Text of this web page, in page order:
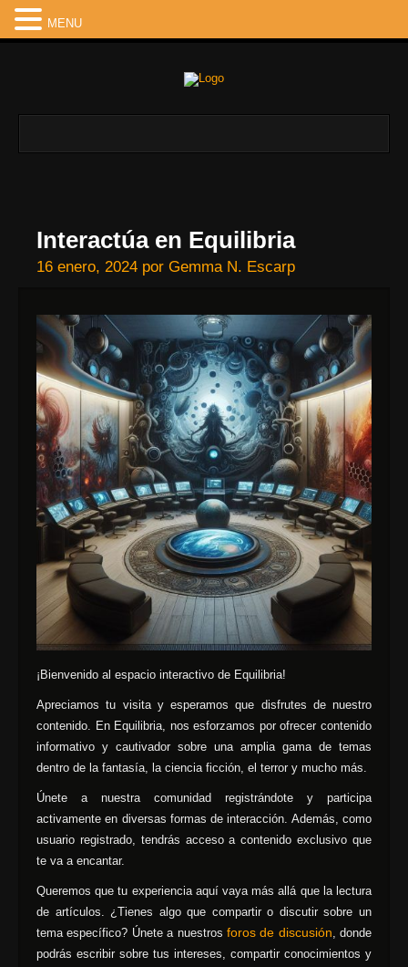
Interactúa en Equilibria
16 enero, 2024 por Gemma N. Escarp
¡Bienvenido al espacio interactivo de Equilibria!
Apreciamos tu visita y esperamos que disfrutes de nuestro
contenido. En Equilibria, nos esforzamos por ofrecer contenido
informativo y cautivador sobre una amplia gama de temas
dentro de la fantasía, la ciencia ficción, el terror y mucho más.
Únete a nuestra comunidad registrándote y participa
activamente en diversas formas de interacción. Además, como
usuario registrado, tendrás acceso a contenido exclusivo que
te va a encantar.
Queremos que tu experiencia aquí vaya más allá que la lectura
de artículos. ¿Tienes algo que compartir o discutir sobre un
tema específico? Únete a nuestros foros de discusión, donde
podrás escribir sobre tus intereses, compartir conocimientos y
MENU